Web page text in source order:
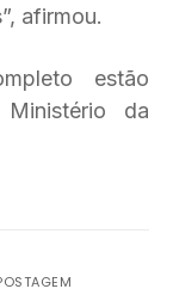
afirmou.
estão
da